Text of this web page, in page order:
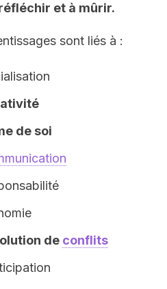
et à mûrir.
sont liés à :
de soi
de conflits